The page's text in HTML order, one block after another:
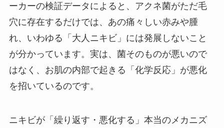
ーカーの検証データによると、アクネ菌がただ毛
穴に存在するだけでは、あの痛々しい赤みや腫
れ、いわゆる「大人ニキビ」には発展しないこと
が分かっています。実は、菌そのものが悪いので
はなく、お肌の内部で起きる「化学反応」が悪化
を招いているのです。
ニキビが「繰り返す・悪化する」本当のメカニズ